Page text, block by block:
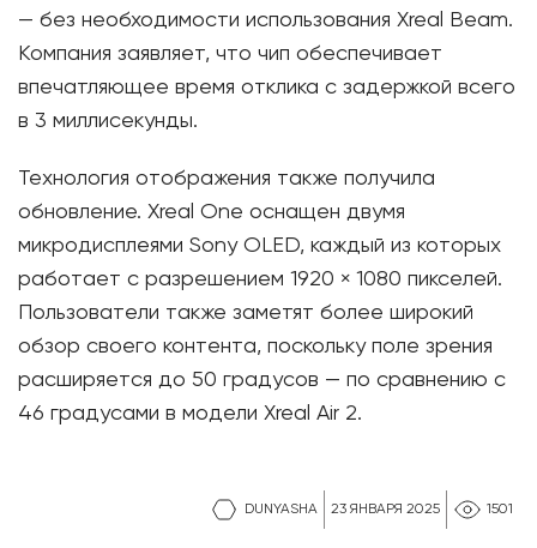
DUNYASHA 23 ЯНВАРЯ 2025 1501
— без необходимости использования Xreal Beam.
Компания заявляет, что чип обеспечивает
впечатляющее время отклика с задержкой всего
в 3 миллисекунды.
Технология отображения также получила
обновление. Xreal One оснащен двумя
микродисплеями Sony OLED, каждый из которых
работает с разрешением 1920 × 1080 пикселей.
Пользователи также заметят более широкий
обзор своего контента, поскольку поле зрения
расширяется до 50 градусов — по сравнению с
46 градусами в модели Xreal Air 2.